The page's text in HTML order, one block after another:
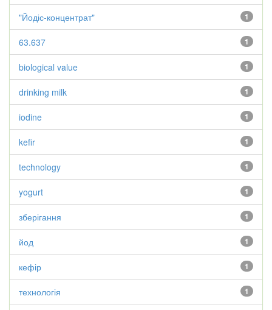
1
"Йодіс-концентрат"
1
63.637
1
biological value
1
drinking milk
1
iodine
1
kefir
1
technology
1
yogurt
1
зберігання
1
йод
1
кефір
1
технологія